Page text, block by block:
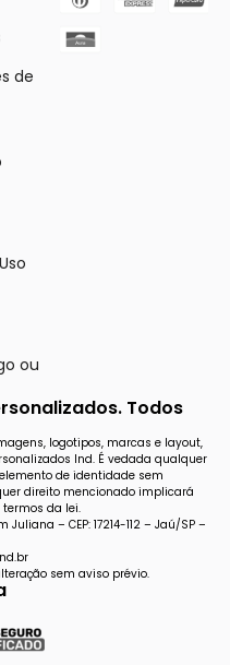
de
ou
Todos
logotipos, marcas e layout,
Ind. É vedada qualquer
de identidade sem
direito mencionado implicará
da lei.
– CEP: 17214-112 – Jaú/SP –
sem aviso prévio.